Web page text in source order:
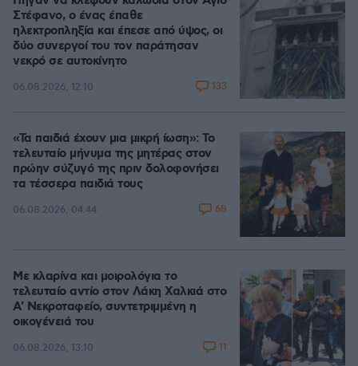
Στέφανο, ο ένας έπαθε
ηλεκτροπληξία και έπεσε από ύψος, οι
δύο συνεργοί του τον παράτησαν
νεκρό σε αυτοκίνητο
06.08.2026, 12:10 133
«Τα παιδιά έχουν μια μικρή ίωση»: Το
τελευταίο μήνυμα της μητέρας στον
πρώην σύζυγό της πριν δολοφονήσει
τα τέσσερα παιδιά τους
06.08.2026, 04:44 68
Με κλαρίνα και μοιρολόγια το
τελευταίο αντίο στον Λάκη Χαλκιά στο
A' Νεκροταφείο, συντετριμμένη η
οικογένειά του
06.08.2026, 13:10 11